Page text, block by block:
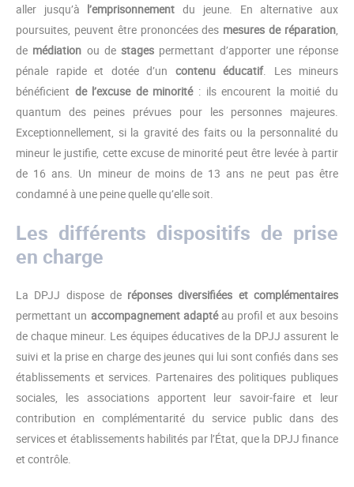
aller jusqu’à l’emprisonnement du jeune. En alternative aux
poursuites, peuvent être prononcées des mesures de réparation,
de médiation ou de stages permettant d’apporter une réponse
pénale rapide et dotée d’un contenu éducatif. Les mineurs
bénéficient de l’excuse de minorité : ils encourent la moitié du
quantum des peines prévues pour les personnes majeures.
Exceptionnellement, si la gravité des faits ou la personnalité du
mineur le justifie, cette excuse de minorité peut être levée à partir
de 16 ans. Un mineur de moins de 13 ans ne peut pas être
condamné à une peine quelle qu’elle soit.
Les différents dispositifs de prise
en charge
La DPJJ dispose de réponses diversifiées et complémentaires
permettant un accompagnement adaptéau profil et aux besoins
de chaque mineur. Les équipes éducatives de la DPJJ assurent le
suivi et la prise en charge des jeunes qui lui sont confiés dans ses
établissements et services. Partenaires des politiques publiques
sociales, les associations apportent leur savoir-faire et leur
contribution en complémentarité du service public dans des
services et établissements habilités par l’État, que la DPJJ finance
et contrôle.